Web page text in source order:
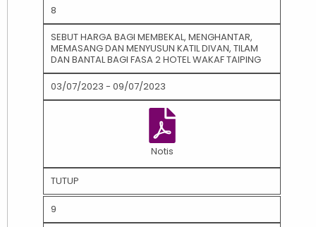
8
SEBUT HARGA BAGI MEMBEKAL, MENGHANTAR,
MEMASANG DAN MENYUSUN KATIL DIVAN, TILAM
DAN BANTAL BAGI FASA 2 HOTEL WAKAF TAIPING
03/07/2023 - 09/07/2023
Notis
TUTUP
9